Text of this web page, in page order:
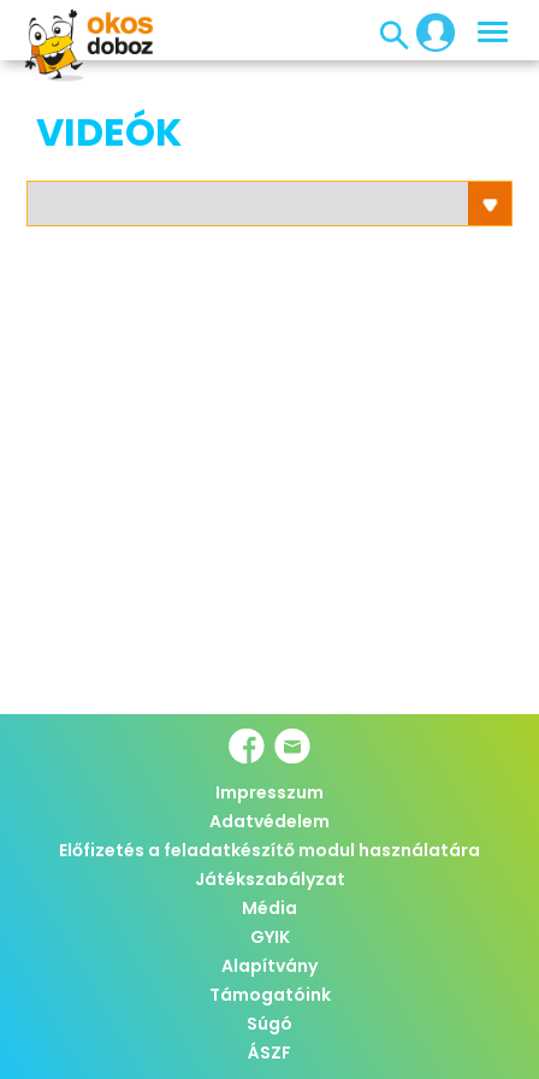
VIDEÓK
Impresszum
Adatvédelem
Előfizetés a feladatkészítő modul használatára
Játékszabályzat
Média
GYIK
Alapítvány
Támogatóink
Súgó
ÁSZF